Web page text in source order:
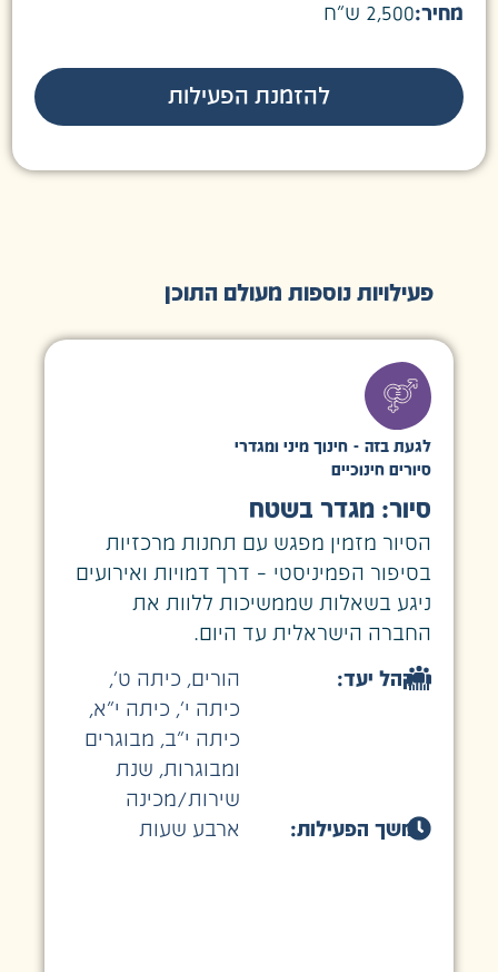
מחיר:2,500 ש"ח
להזמנת הפעילות
פעילויות נוספות מעולם התוכן
לגעת בזה - חינוך מיני ומגדרי
סיורים חינוכיים
סיור: מגדר בשטח
הסיור מזמין מפגש עם תחנות מרכזיות
בסיפור הפמיניסטי – דרך דמויות ואירועים
ניגע בשאלות שממשיכות ללוות את
החברה הישראלית עד היום.
קהל יעד: הורים, כיתה ט׳,
כיתה י׳, כיתה י״א,
כיתה י״ב, מבוגרים
ומבוגרות, שנת
שירות/מכינה
משך הפעילות:
ארבע שעות